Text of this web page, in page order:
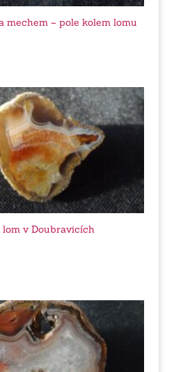
mechem – pole kolem lomu
v Doubravicích